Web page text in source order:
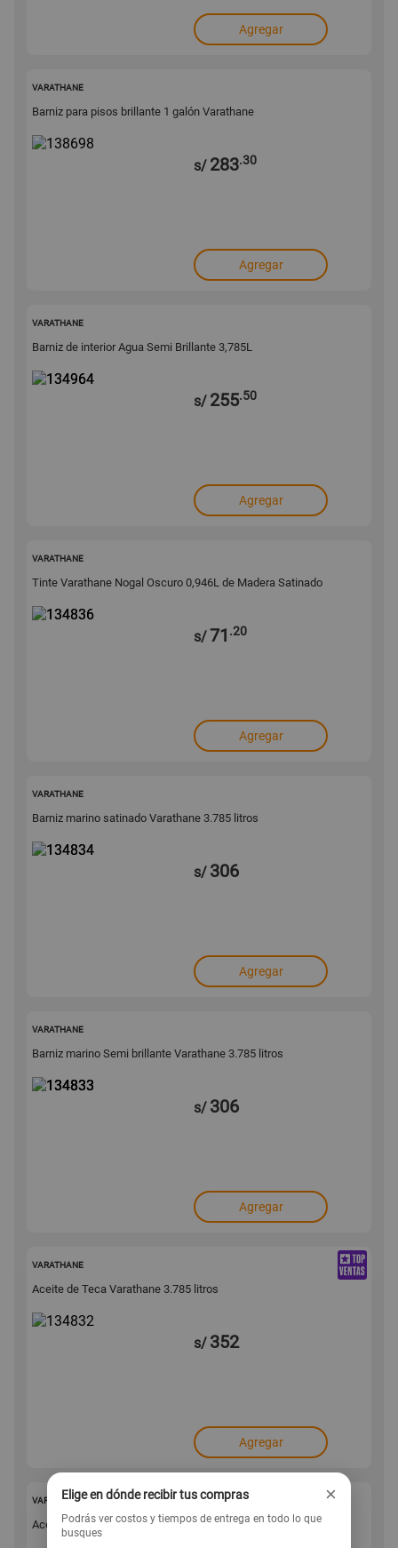
Agregar
VARATHANE
Barniz para pisos brillante 1 galón Varathane
s/ 283.30
Agregar
VARATHANE
Barniz de interior Agua Semi Brillante 3,785L
s/ 255.50
Agregar
VARATHANE
Tinte Varathane Nogal Oscuro 0,946L de Madera Satinado
s/71 .20
Agregar
VARATHANE
Barniz marino satinado Varathane 3.785 litros
s/ 306
Agregar
VARATHANE
Barniz marino Semi brillante Varathane 3.785 litros
s/ 306
Agregar
VARATHANE
Aceite de Teca Varathane 3.785 litros
s/ 352
Agregar
134831
VARATHANE
Aceite de Teca Varathane 0.946 litros
Elige en dónde recibir tus compras ×
Podrás ver costos y tiempos de entrega en todo lo que
busques